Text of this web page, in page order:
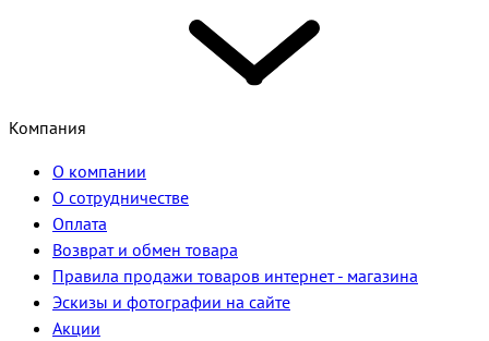
Компания
О компании
О сотрудничестве
Оплата
Возврат и обмен товара
Правила продажи товаров интернет - магазина
Эскизы и фотографии на сайте
Акции